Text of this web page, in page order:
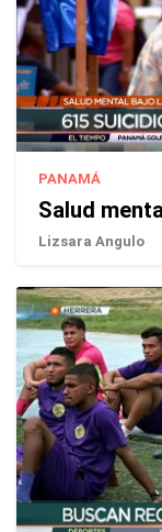
PANAMÁ
Salud
Lizsara Angulo